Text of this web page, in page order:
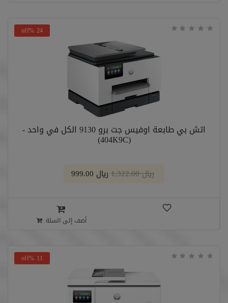
24 %off
اتش بي طابعة اوفيس جت برو 9130 الكل في واحد -
(404K9C)
﷼ 1,322.00 ﷼ 999.00
أضف إلى السلة
11 %off